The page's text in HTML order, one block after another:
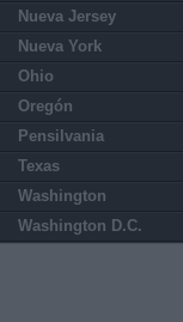
Nueva Jersey
Nueva York
Ohio
Oregón
Pensilvania
Texas
Washington
Washington D.C.